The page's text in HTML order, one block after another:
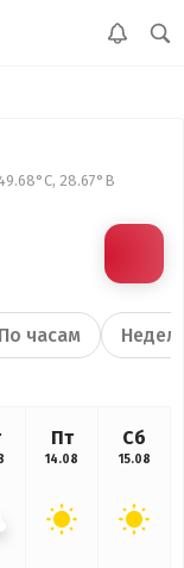
28.67°В
По часам
Пт
14.08
Сб
15.08